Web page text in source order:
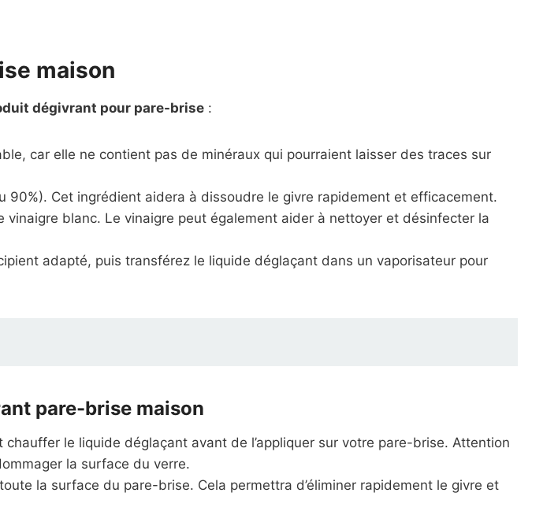
maison
dégivrant pour pare-brise :
car elle ne contient pas de minéraux qui pourraient laisser des traces sur
90%). Cet ingrédient aidera à dissoudre le givre rapidement et efficacement.
vinaigre blanc. Le vinaigre peut également aider à nettoyer et désinfecter la
adapté, puis transférez le liquide déglaçant dans un vaporisateur pour
pare-brise maison
le liquide déglaçant avant de l’appliquer sur votre pare-brise. Attention
la surface du verre.
la surface du pare-brise. Cela permettra d’éliminer rapidement le givre et